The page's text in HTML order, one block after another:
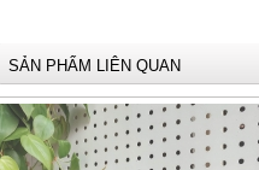
SẢN PHẨM LIÊN QUAN